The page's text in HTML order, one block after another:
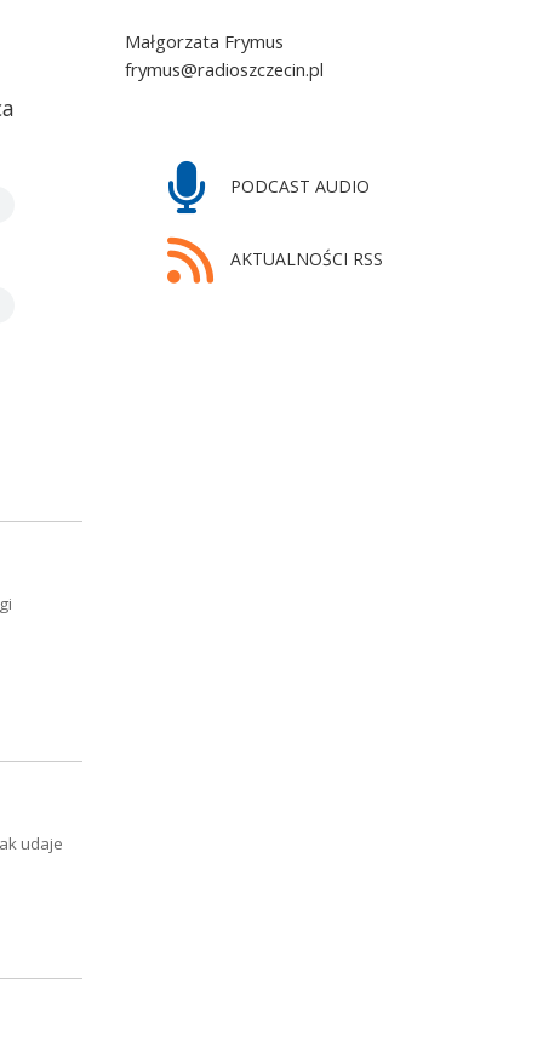
Małgorzata Frymus
frymus@radioszczecin.pl
PODCAST AUDIO
AKTUALNOŚCI RSS
udaje